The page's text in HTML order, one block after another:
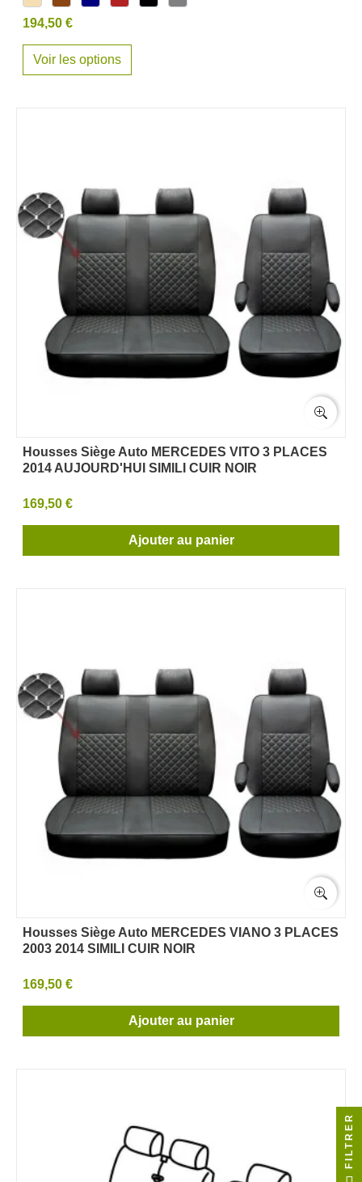
194,50 €
Voir les options
Housses Siège Auto MERCEDES VITO 3 PLACES
2014 AUJOURD'HUI SIMILI CUIR NOIR
169,50 €
Ajouter au panier
Housses Siège Auto MERCEDES VIANO 3 PLACES
2003 2014 SIMILI CUIR NOIR
169,50 €
Ajouter au panier
FILTRER